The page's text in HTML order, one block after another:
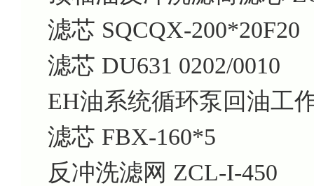
滤芯 SQCQX-200*20F20
滤芯 DU631 0202/0010
EH油系统循环泵回油工
滤芯 FBX-160*5
反冲洗滤网 ZCL-I-450